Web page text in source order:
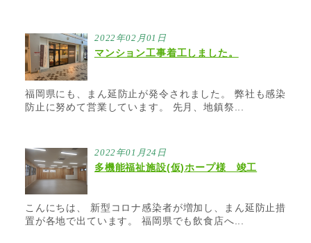
2022年02月01日
マンション工事着工しました。
福岡県にも、まん延防止が発令されました。 弊社も感染
防止に努めて営業しています。 先月、地鎮祭...
2022年01月24日
多機能福祉施設(仮)ホープ様 竣工
こんにちは、 新型コロナ感染者が増加し、まん延防止措
置が各地で出ています。 福岡県でも飲食店へ...